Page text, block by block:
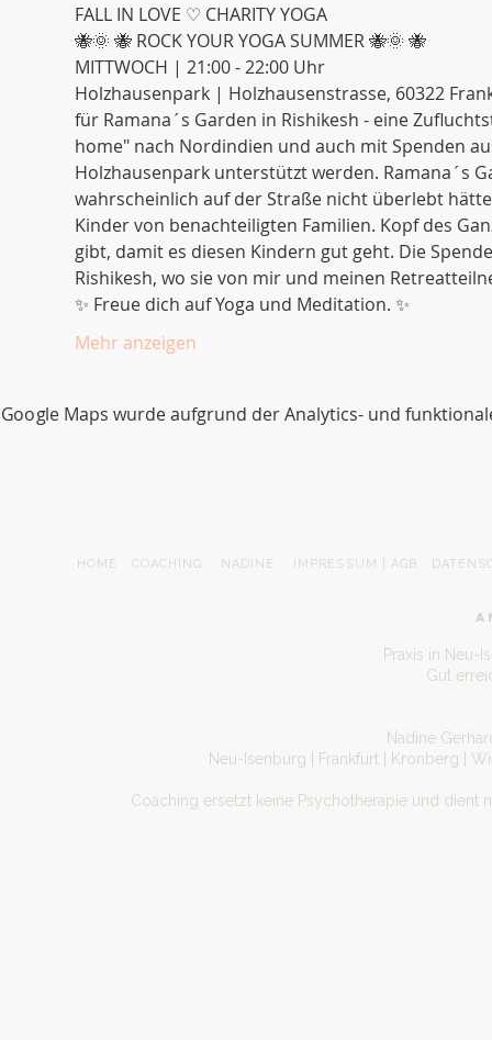
FALL IN LOVE ♡ CHARITY YOGA
🐝🌞 🐝 ROCK YOUR YOGA SUMMER 🐝🌞 🐝
MITTWOCH | 21:00 - 22:00 Uhr
Holzhausenpark | Holzhausenstrasse, 60322
für Ramana´s Garden in Rishikesh - eine
home" nach Nordindien und auch mit Spenden
Holzhausenpark unterstützt werden. Ramana´s
wahrscheinlich auf der Straße nicht überlebt
Kinder von benachteiligten Familien. Kopf des
gibt, damit es diesen Kindern gut geht. Die
Rishikesh, wo sie von mir und meinen
✨ Freue dich auf Yoga und Meditation. ✨
Mehr anzeigen
Google Maps wurde aufgrund der Analytics- und
HOME COACHING NADINE IMPRESSUM | AGB
Praxis in Neu-
Gut
Nadine
Neu-Isenburg | Frankfurt | Kronberg |
Coaching ersetzt keine Psychotherapie und dient